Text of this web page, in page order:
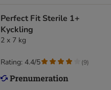
Perfect Fit Sterile 1+
Kyckling
2 x 7 kg
Rating: 4.4/5 (9)